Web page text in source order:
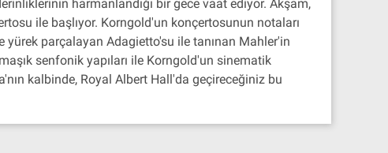
harmanlandığı bir gece vaat ediyor. Akşam,
ile başlıyor. Korngold'un konçertosunun notaları
yürek parçalayan Adagietto'su ile tanınan Mahler'in
senfonik yapıları ile Korngold'un sinematik
kalbinde, Royal Albert Hall'da geçireceğiniz bu